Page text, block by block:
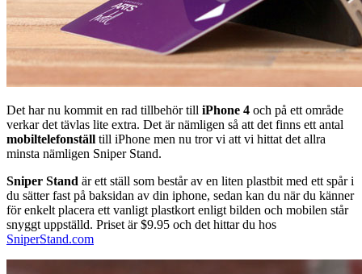
Det har nu kommit en rad tillbehör till iPhone 4 och på ett område
verkar det tävlas lite extra. Det är nämligen så att det finns ett antal
mobiltelefonställ till iPhone men nu tror vi att vi hittat det allra
minsta nämligen Sniper Stand.
Sniper Stand är ett ställ som består av en liten plastbit med ett spår i
du sätter fast på baksidan av din iphone, sedan kan du när du känner
för enkelt placera ett vanligt plastkort enligt bilden och mobilen står
snyggt uppställd. Priset är $9.95 och det hittar du hos
SniperStand.com